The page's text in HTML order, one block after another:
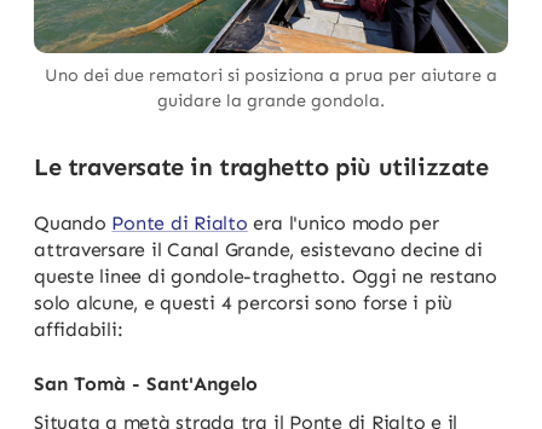
Uno dei due rematori si posiziona a prua per aiutare a
guidare la grande gondola.
Le traversate in traghetto più utilizzate
Quando Ponte di Rialto era l'unico modo per
attraversare il Canal Grande, esistevano decine di
queste linee di gondole-traghetto. Oggi ne restano
solo alcune, e questi 4 percorsi sono forse i più
affidabili:
San Tomà - Sant'Angelo
Situata a metà strada tra il Ponte di Rialto e il